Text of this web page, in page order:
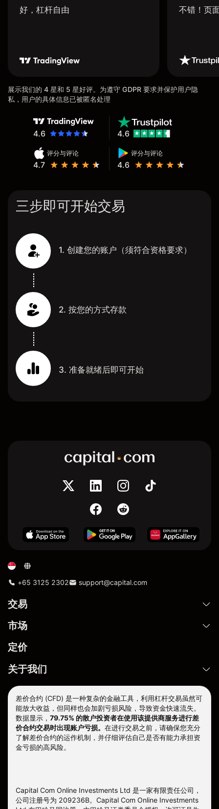
好，杠杆自由 不错！页
展示我们的 4 星和 5 星好评。为遵守 GDPR 要求并保护用户隐
私，用户的具体信息已被匿名处理
4.6
评分与评论
4.7
评分与评论
4.6
4.6
三步即可开始交易
1. 创建您的账户（须符合资格要求）
2. 按您的方式存款
3. 准备就绪后即可开始
+65 3125 2302 support@capital.com
交易
市场
定价
关于我们
差价合约 (CFD) 是一种复杂的金融工具，利用杠杆交易虽然可
能放大收益，但同样也会加剧亏损风险，导致资金快速流失。
数据显示， 79.75% 的散户投资者在使用该提供商服务进行差
价合约交易时出现账户亏损。 在进行交易之前，请确保您充分
了解差价合约的运作机制，并仔细评估自己是否有能力承担资
金亏损的高风险。
Capital Com Online Investments Ltd 是一家有限责任公司，
公司注册号为 209236B。Capital Com Online Investments